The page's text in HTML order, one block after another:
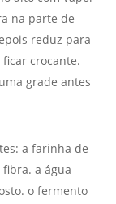
na parte de
reduz para
ficar crocante.
grade antes
a farinha de
a água
o fermento